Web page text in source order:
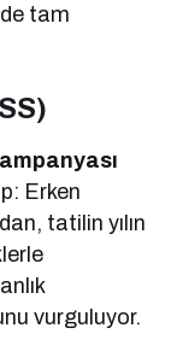
de tam
Erken
tatilin yılın
vurguluyor.